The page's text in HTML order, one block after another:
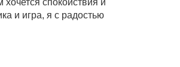
спокойствия и
и игра, я с радостью